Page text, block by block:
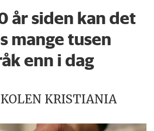
år siden kan det
mange tusen
enn i dag
KRISTIANIA